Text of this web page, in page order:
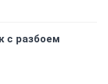
с разбоем